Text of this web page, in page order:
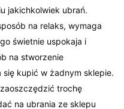
jakichkolwiek ubrań.
na relaks, wymaga
świetnie uspokaja i
na stworzenie
kupić w żadnym sklepie.
trochę
na ubrania ze sklepu